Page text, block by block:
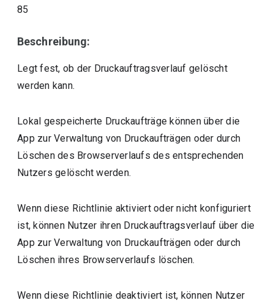
85
Beschreibung:
Legt fest, ob der Druckauftragsverlauf gelöscht
werden kann.
Lokal gespeicherte Druckaufträge können über die
App zur Verwaltung von Druckaufträgen oder durch
Löschen des Browserverlaufs des entsprechenden
Nutzers gelöscht werden.
Wenn diese Richtlinie aktiviert oder nicht konfiguriert
ist, können Nutzer ihren Druckauftragsverlauf über die
App zur Verwaltung von Druckaufträgen oder durch
Löschen ihres Browserverlaufs löschen.
Wenn diese Richtlinie deaktiviert ist, können Nutzer